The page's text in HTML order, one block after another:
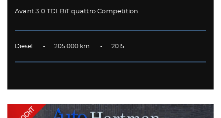
Avant 3.0 TDI BiT quattro Competition
Diesel - 205.000 km - 2015